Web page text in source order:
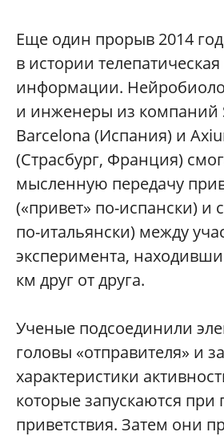
Еще один прорыв 2014
в истории
информации.
и инженеры из компаний
Barcelona (Испания) и
(Страсбург, Франция)
мысленную передачу
(«привет» по-испански) и
по-итальянски) между
эксперимента,
км друг от друга.
Ученые подсоединили
головы «отправителя» и
характеристики
которые запускаются
приветствия. Затем они